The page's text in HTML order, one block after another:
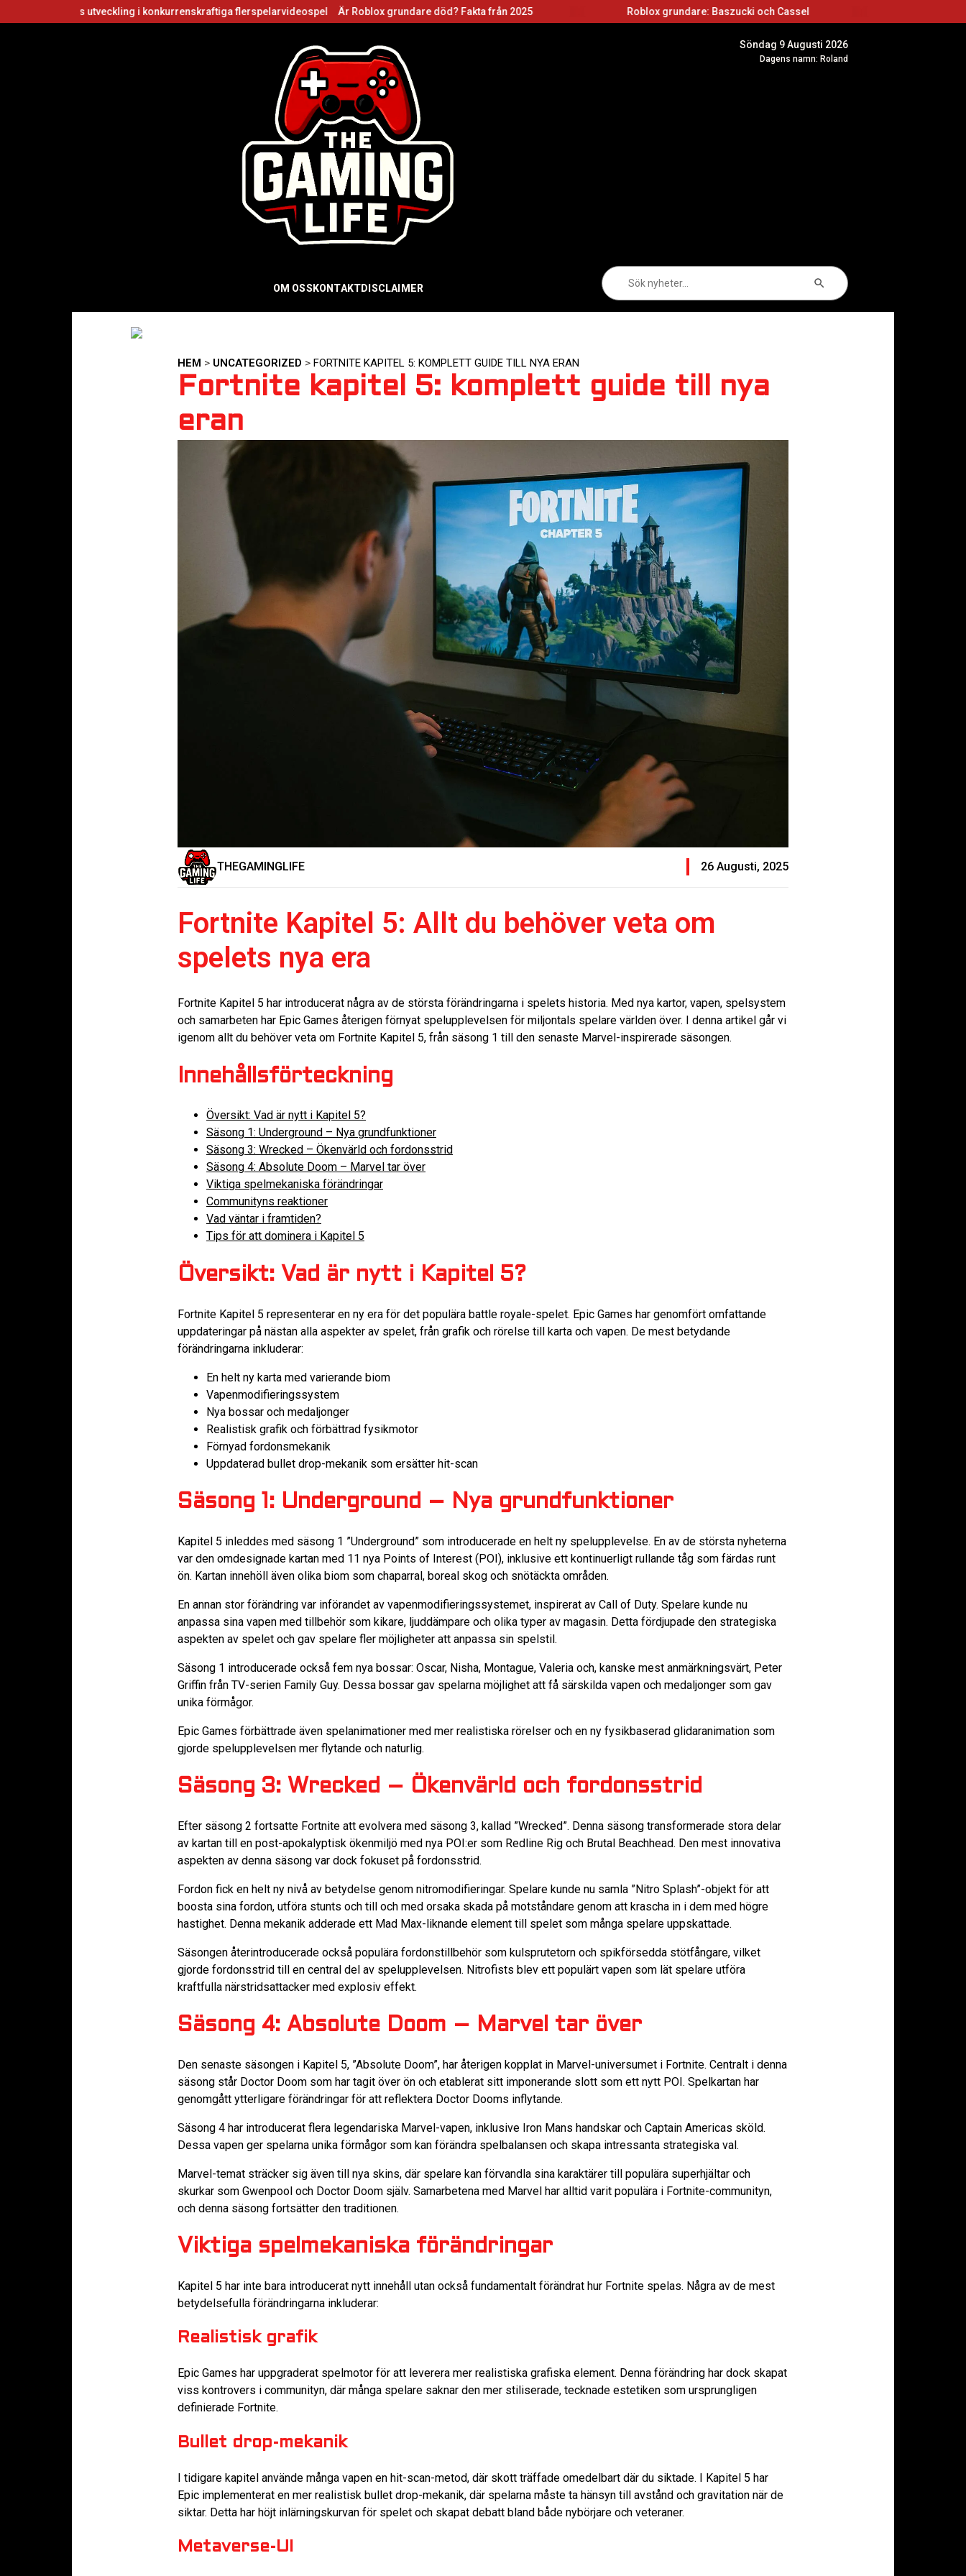
utveckling i konkurrenskraftiga flerspelarvideospel Är Roblox grundare död? Fakta från 2025 Roblox grundare: Baszucki och Cassel
OM OSS KONTAKTDISCLAIMER
Söndag 9 Augusti 2026
Dagens namn: Roland
efter:
Sökknapp
HEM > UNCATEGORIZED > FORTNITE KAPITEL 5: KOMPLETT GUIDE TILL NYA ERAN
Fortnite kapitel 5: komplett guide till nya
eran
THEGAMINGLIFE 26 Augusti, 2025
Fortnite Kapitel 5: Allt du behöver veta om
spelets nya era
Fortnite Kapitel 5 har introducerat några av de största förändringarna i spelets historia. Med nya kartor, vapen, spelsystem
och samarbeten har Epic Games återigen förnyat spelupplevelsen för miljontals spelare världen över. I denna artikel går vi
igenom allt du behöver veta om Fortnite Kapitel 5, från säsong 1 till den senaste Marvel-inspirerade säsongen.
Innehållsförteckning
Översikt: Vad är nytt i Kapitel 5?
Säsong 1: Underground – Nya grundfunktioner
Säsong 3: Wrecked – Ökenvärld och fordonsstrid
Säsong 4: Absolute Doom – Marvel tar över
Viktiga spelmekaniska förändringar
Communityns reaktioner
Vad väntar i framtiden?
Tips för att dominera i Kapitel 5
Översikt: Vad är nytt i Kapitel 5?
Fortnite Kapitel 5 representerar en ny era för det populära battle royale-spelet. Epic Games har genomfört omfattande
uppdateringar på nästan alla aspekter av spelet, från grafik och rörelse till karta och vapen. De mest betydande
förändringarna inkluderar:
En helt ny karta med varierande biom
Vapenmodifieringssystem
Nya bossar och medaljonger
Realistisk grafik och förbättrad fysikmotor
Förnyad fordonsmekanik
Uppdaterad bullet drop-mekanik som ersätter hit-scan
Säsong 1: Underground – Nya grundfunktioner
Kapitel 5 inleddes med säsong 1 ”Underground” som introducerade en helt ny spelupplevelse. En av de största nyheterna
var den omdesignade kartan med 11 nya Points of Interest (POI), inklusive ett kontinuerligt rullande tåg som färdas runt
ön. Kartan innehöll även olika biom som chaparral, boreal skog och snötäckta områden.
En annan stor förändring var införandet av vapenmodifieringssystemet, inspirerat av Call of Duty. Spelare kunde nu
anpassa sina vapen med tillbehör som kikare, ljuddämpare och olika typer av magasin. Detta fördjupade den strategiska
aspekten av spelet och gav spelare fler möjligheter att anpassa sin spelstil.
Säsong 1 introducerade också fem nya bossar: Oscar, Nisha, Montague, Valeria och, kanske mest anmärkningsvärt, Peter
Griffin från TV-serien Family Guy. Dessa bossar gav spelarna möjlighet att få särskilda vapen och medaljonger som gav
unika förmågor.
Epic Games förbättrade även spelanimationer med mer realistiska rörelser och en ny fysikbaserad glidaranimation som
gjorde spelupplevelsen mer flytande och naturlig.
Säsong 3: Wrecked – Ökenvärld och fordonsstrid
Efter säsong 2 fortsatte Fortnite att evolvera med säsong 3, kallad ”Wrecked”. Denna säsong transformerade stora delar
av kartan till en post-apokalyptisk ökenmiljö med nya POI:er som Redline Rig och Brutal Beachhead. Den mest innovativa
aspekten av denna säsong var dock fokuset på fordonsstrid.
Fordon fick en helt ny nivå av betydelse genom nitromodifieringar. Spelare kunde nu samla ”Nitro Splash”-objekt för att
boosta sina fordon, utföra stunts och till och med orsaka skada på motståndare genom att krascha in i dem med högre
hastighet. Denna mekanik adderade ett Mad Max-liknande element till spelet som många spelare uppskattade.
Säsongen återintroducerade också populära fordonstillbehör som kulsprutetorn och spikförsedda stötfångare, vilket
gjorde fordonsstrid till en central del av spelupplevelsen. Nitrofists blev ett populärt vapen som lät spelare utföra
kraftfulla närstridsattacker med explosiv effekt.
Säsong 4: Absolute Doom – Marvel tar över
Den senaste säsongen i Kapitel 5, ”Absolute Doom”, har återigen kopplat in Marvel-universumet i Fortnite. Centralt i denna
säsong står Doctor Doom som har tagit över ön och etablerat sitt imponerande slott som ett nytt POI. Spelkartan har
genomgått ytterligare förändringar för att reflektera Doctor Dooms inflytande.
Säsong 4 har introducerat flera legendariska Marvel-vapen, inklusive Iron Mans handskar och Captain Americas sköld.
Dessa vapen ger spelarna unika förmågor som kan förändra spelbalansen och skapa intressanta strategiska val.
Marvel-temat sträcker sig även till nya skins, där spelare kan förvandla sina karaktärer till populära superhjältar och
skurkar som Gwenpool och Doctor Doom själv. Samarbetena med Marvel har alltid varit populära i Fortnite-communityn,
och denna säsong fortsätter den traditionen.
Viktiga spelmekaniska förändringar
Kapitel 5 har inte bara introducerat nytt innehåll utan också fundamentalt förändrat hur Fortnite spelas. Några av de mest
betydelsefulla förändringarna inkluderar:
Realistisk grafik
Epic Games har uppgraderat spelmotor för att leverera mer realistiska grafiska element. Denna förändring har dock skapat
viss kontrovers i communityn, där många spelare saknar den mer stiliserade, tecknade estetiken som ursprungligen
definierade Fortnite.
Bullet drop-mekanik
I tidigare kapitel använde många vapen en hit-scan-metod, där skott träffade omedelbart där du siktade. I Kapitel 5 har
Epic implementerat en mer realistisk bullet drop-mekanik, där spelarna måste ta hänsyn till avstånd och gravitation när de
siktar. Detta har höjt inlärningskurvan för spelet och skapat debatt bland både nybörjare och veteraner.
Metaverse-UI